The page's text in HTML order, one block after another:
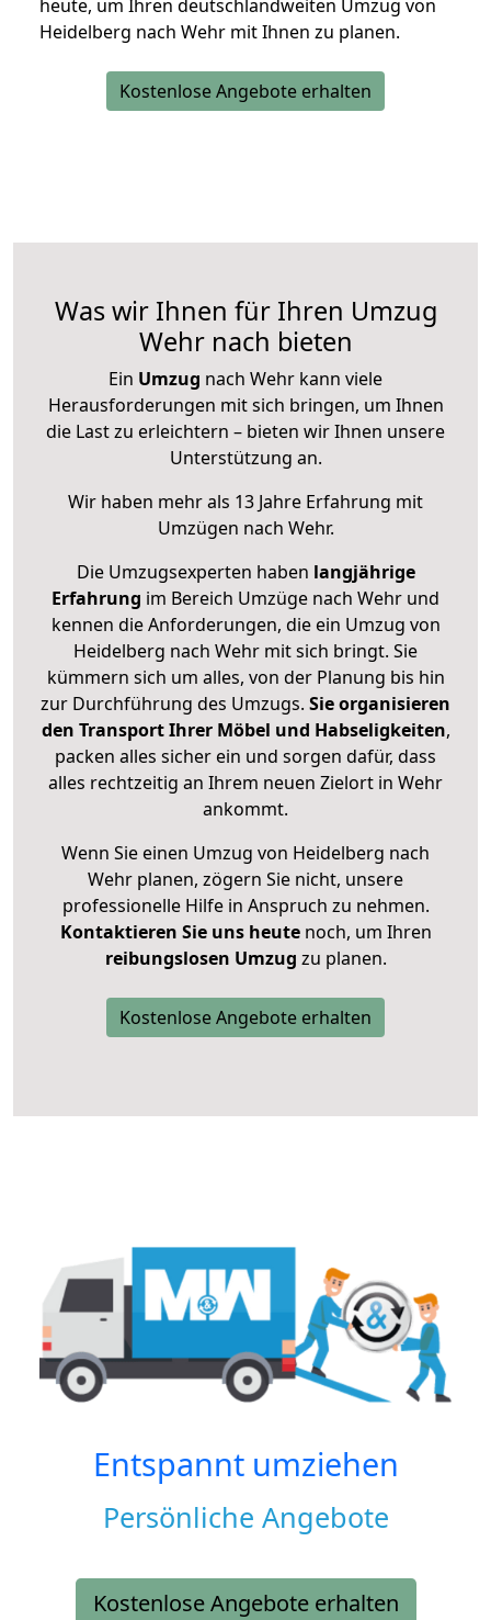
heute, um Ihren deutschlandweiten Umzug von
Heidelberg nach Wehr mit Ihnen zu planen.
Kostenlose Angebote erhalten
Was wir Ihnen für Ihren Umzug
Wehr nach bieten
Ein Umzug nach Wehr kann viele
Herausforderungen mit sich bringen, um Ihnen
die Last zu erleichtern – bieten wir Ihnen unsere
Unterstützung an.
Wir haben mehr als 13 Jahre Erfahrung mit
Umzügen nach Wehr.
Die Umzugsexperten haben langjährige
Erfahrung im Bereich Umzüge nach Wehr und
kennen die Anforderungen, die ein Umzug von
Heidelberg nach Wehr mit sich bringt. Sie
kümmern sich um alles, von der Planung bis hin
zur Durchführung des Umzugs. Sie organisieren
den Transport Ihrer Möbel und Habseligkeiten,
packen alles sicher ein und sorgen dafür, dass
alles rechtzeitig an Ihrem neuen Zielort in Wehr
ankommt.
Wenn Sie einen Umzug von Heidelberg nach
Wehr planen, zögern Sie nicht, unsere
professionelle Hilfe in Anspruch zu nehmen.
Kontaktieren Sie uns heutenoch, um Ihren
reibungslosen Umzug zu planen.
Kostenlose Angebote erhalten
Entspannt umziehen
Persönliche Angebote
Kostenlose Angebote erhalten